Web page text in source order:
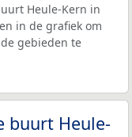
Heule-Kern in
in de grafiek om
gebieden te
buurt Heule-